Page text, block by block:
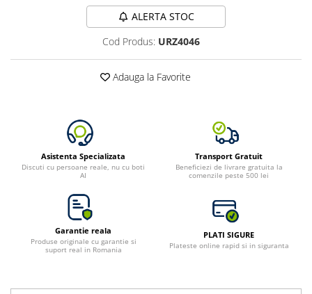
ALERTA STOC
Cod Produs: URZ4046
Adauga la Favorite
Asistenta Specializata
Discuti cu persoane reale, nu cu boti
AI
Transport Gratuit
Beneficiezi de livrare gratuita la
comenzile peste 500 lei
Garantie reala
Produse originale cu garantie si
suport real in Romania
PLATI SIGURE
Plateste online rapid si in siguranta